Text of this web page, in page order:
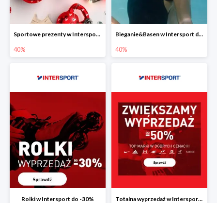
Sportowe prezenty w Intersport do -40%
40%
Bieganie&Basen w Intersport do -40%
40%
Rolki w Intersport do -30% Totalna wyprzedaż w Intersport do -50%